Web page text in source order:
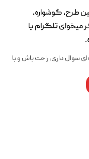
طرح، گوشواره،
میخوایتلگرامیا
سوال داری، راحت باش و با